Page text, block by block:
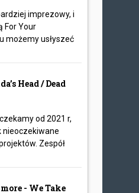
imprezowy, i
For Your
możemy usłyszeć
Head / Dead
od 2021 r,
nieoczekiwane
Zespół
- We Take